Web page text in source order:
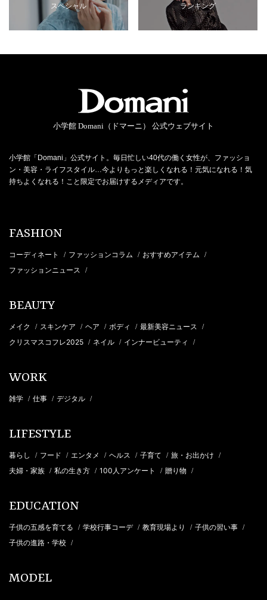
スペシャル ランキング
小学館 Domani（ドマーニ） 公式ウェブサイト
小学館「Domani」公式サイト。毎日忙しい40代の働く女性が、ファッショ
ン・美容・ライフスタイル…今よりもっと楽しくなれる！元気になれる！気
持ちよくなれる！こと限定でお届けするメディアです。
FASHION
コーディネート / ファッションコラム / おすすめアイテム /
ファッションニュース /
BEAUTY
メイク / スキンケア / ヘア / ボディ / 最新美容ニュース /
クリスマスコフレ2025 / ネイル / インナービューティ /
WORK
雑学 / 仕事 / デジタル /
LIFESTYLE
暮らし / フード / エンタメ / ヘルス / 子育て / 旅・お出かけ /
夫婦・家族 / 私の生き方 / 100人アンケート / 贈り物 /
EDUCATION
子供の五感を育てる / 学校行事コーデ / 教育現場より / 子供の習い事 /
子供の進路・学校 /
MODEL